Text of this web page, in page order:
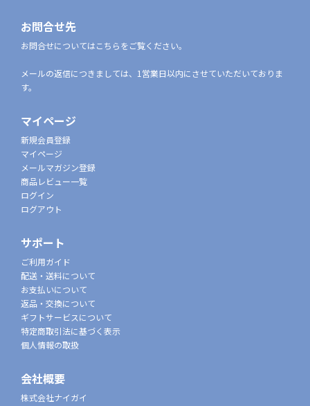
お問合せ先
お問合せについてはこちらをご覧ください。
メールの返信につきましては、1営業日以内にさせていただいておりま
す。
マイページ
新規会員登録
マイページ
メールマガジン登録
商品レビュー一覧
ログイン
ログアウト
サポート
ご利用ガイド
配送・送料について
お支払いについて
返品・交換について
ギフトサービスについて
特定商取引法に基づく表示
個人情報の取扱
会社概要
株式会社ナイガイ